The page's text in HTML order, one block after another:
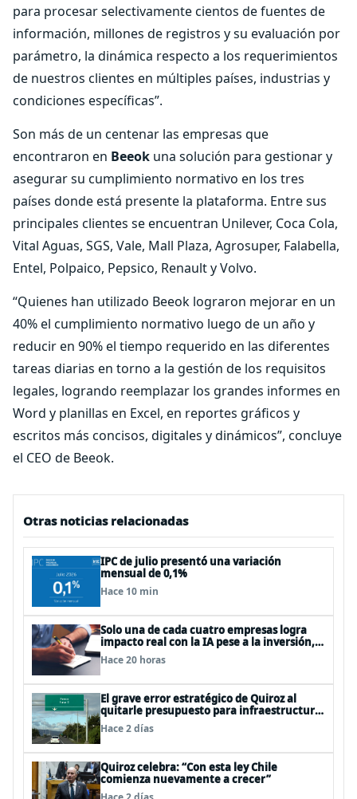
para procesar selectivamente cientos de fuentes de
información, millones de registros y su evaluación por
parámetro, la dinámica respecto a los requerimientos
de nuestros clientes en múltiples países, industrias y
condiciones específicas”.
Son más de un centenar las empresas que
encontraron en Beeok una solución para gestionar y
asegurar su cumplimiento normativo en los tres
países donde está presente la plataforma. Entre sus
principales clientes se encuentran Unilever, Coca Cola,
Vital Aguas, SGS, Vale, Mall Plaza, Agrosuper, Falabella,
Entel, Polpaico, Pepsico, Renault y Volvo.
“Quienes han utilizado Beeok lograron mejorar en un
40% el cumplimiento normativo luego de un año y
reducir en 90% el tiempo requerido en las diferentes
tareas diarias en torno a la gestión de los requisitos
legales, logrando reemplazar los grandes informes en
Word y planillas en Excel, en reportes gráficos y
escritos más concisos, digitales y dinámicos”, concluye
el CEO de Beeok.
Otras noticias relacionadas
IPC de julio presentó una variación
mensual de 0,1%
Hace 10 min
Solo una de cada cuatro empresas logra
impacto real con la IA pese a la inversión,
según el Foro Económico Mundial
Hace 20 horas
El grave error estratégico de Quiroz al
quitarle presupuesto para infraestructura
vial del Biobío
Hace 2 días
Quiroz celebra: “Con esta ley Chile
comienza nuevamente a crecer”